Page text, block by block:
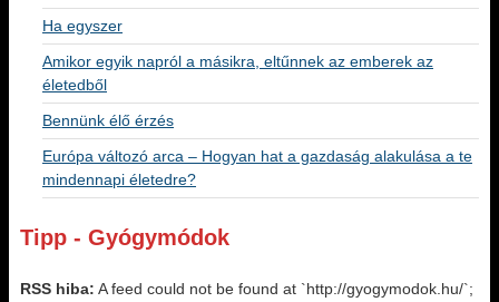
Ha egyszer
Amikor egyik napról a másikra, eltűnnek az emberek az
életedből
Bennünk élő érzés
Európa változó arca – Hogyan hat a gazdaság alakulása a te
mindennapi életedre?
Tipp - Gyógymódok
RSS hiba: A feed could not be found at `http://gyogymodok.hu/`;